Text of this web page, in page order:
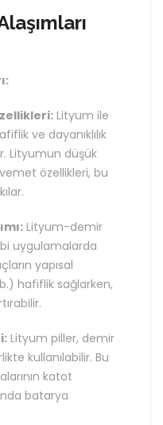
Lityum ile
ve dayanıklılık
Lityumun düşük
özellikleri, bu
Lityum-demir
uygulamalarda
yapısal
hafiflik sağlarken,
Lityum piller, demir
kullanılabilir. Bu
katot
batarya